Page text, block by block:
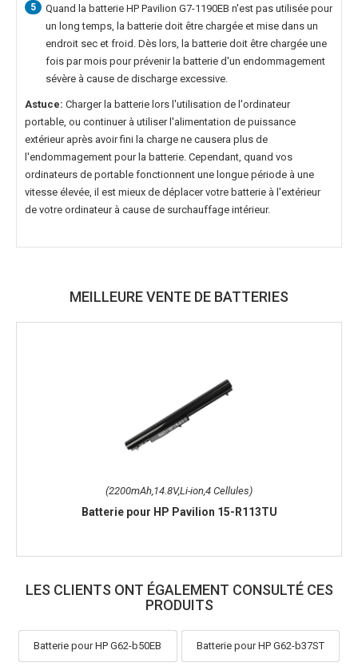
5 Quand la batterie HP Pavilion G7-1190EB n'est pas utilisée pour
un long temps, la batterie doit être chargée et mise dans un
endroit sec et froid. Dès lors, la batterie doit être chargée une
fois par mois pour prévenir la batterie d'un endommagement
sévère à cause de discharge excessive.
Astuce: Charger la batterie lors l'utilisation de l'ordinateur
portable, ou continuer à utiliser l'alimentation de puissance
extérieur après avoir fini la charge ne causera plus de
l'endommagement pour la batterie. Cependant, quand vos
ordinateurs de portable fonctionnent une longue période à une
vitesse élevée, il est mieux de déplacer votre batterie à l'extérieur
de votre ordinateur à cause de surchauffage intérieur.
MEILLEURE VENTE DE BATTERIES
(2200mAh,14.8V,Li-ion,4 Cellules)
Batterie pour HP Pavilion 15-R113TU
LES CLIENTS ONT ÉGALEMENT CONSULTÉ CES
PRODUITS
Batterie pour HP G62-b50EB Batterie pour HP G62-b37ST